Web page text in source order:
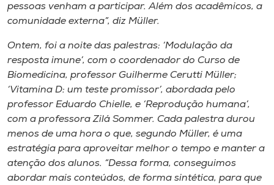
Selecione
A+
A-
pessoas venham a participar. Além dos acadêmicos, a
comunidade externa”, diz Müller.
Ontem, foi a noite das palestras: ‘Modulação da
resposta imune’, com o coordenador do Curso de
Biomedicina, professor Guilherme Cerutti Müller;
‘Vitamina D: um teste promissor’, abordada pelo
professor Eduardo Chielle, e ‘Reprodução humana’,
com a professora Zilá Sommer. Cada palestra durou
menos de uma hora o que, segundo Müller, é uma
estratégia para aproveitar melhor o tempo e manter a
atenção dos alunos. “Dessa forma, conseguimos
abordar mais conteúdos, de forma sintética, para que